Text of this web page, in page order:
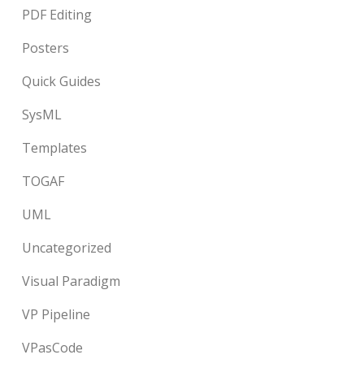
PDF Editing
Posters
Quick Guides
SysML
Templates
TOGAF
UML
Uncategorized
Visual Paradigm
VP Pipeline
VPasCode